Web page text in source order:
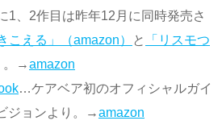
1、2作目は昨年12月に同時発売さ
こえる」（amazon） と
「リスモつ
。→amazon
…ケアベア初のオフィシャルガイ
ジョンより。→amazon